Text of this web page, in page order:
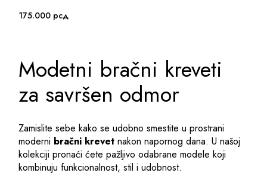
175.000 рсд
Modetni bračni kreveti
za savršen odmor
Zamislite sebe kako se udobno smestite u prostrani
moderni bračni krevet nakon napornog dana. U našoj
kolekciji pronaći ćete pažljivo odabrane modele koji
kombinuju funkcionalnost, stil i udobnost.